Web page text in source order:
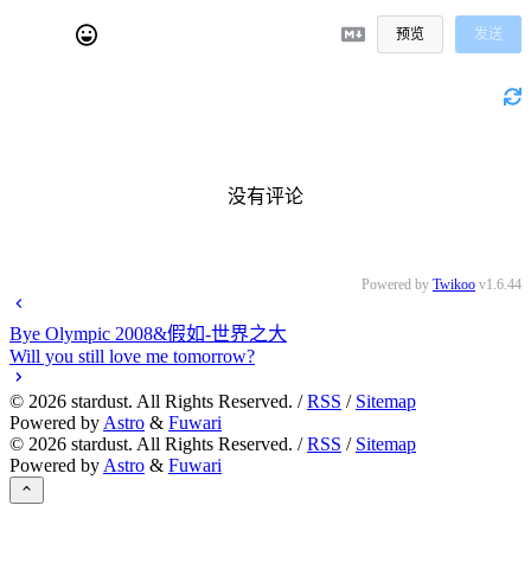
预览 发送
没有评论
Powered by Twikoo v1.6.44
Bye Olympic 2008&假如-世界之大
Will you still love me tomorrow?
© 2026 stardust. All Rights Reserved. /RSS / Sitemap
Powered by Astro & Fuwari
© 2026 stardust. All Rights Reserved. /RSS / Sitemap
Powered by Astro & Fuwari